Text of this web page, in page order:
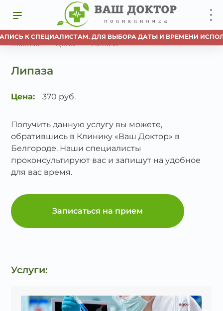
К СПЕЦИАЛИСТАМ. ДЛЯ ВЫБОРА ДАТЫ И ВРЕМЕНИ
Главная Цены Липаза
Липаза
Цена: 370 руб.
Получить данную услугу вы можете,
обратившись в Клинику «Ваш Доктор» в
Белгороде. Наши специалисты
проконсультируют вас и запишут на удобное
для вас время.
Записаться на прием
Услуги: